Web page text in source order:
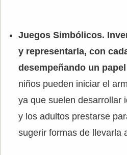
Juegos Simbólicos.
y representarla, con
desempeñando un
niños pueden iniciar el
ya que suelen desarrollar
y los adultos prestarse
sugerir formas de llevarla